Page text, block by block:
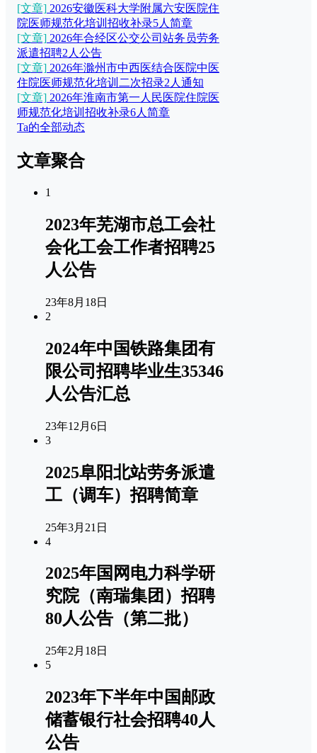
[文章] 2026安徽医科大学附属六安医院住
院医师规范化培训招收补录5人简章
[文章] 2026年合经区公交公司站务员劳务
派遣招聘2人公告
[文章] 2026年滁州市中西医结合医院中医
住院医师规范化培训二次招录2人通知
[文章] 2026年淮南市第一人民医院住院医
师规范化培训招收补录6人简章
Ta的全部动态
文章聚合
1
2023年芜湖市总工会社
会化工会工作者招聘25
人公告
23年8月18日
2
2024年中国铁路集团有
限公司招聘毕业生35346
人公告汇总
23年12月6日
3
2025阜阳北站劳务派遣
工（调车）招聘简章
25年3月21日
4
2025年国网电力科学研
究院（南瑞集团）招聘
80人公告（第二批）
25年2月18日
5
2023年下半年中国邮政
储蓄银行社会招聘40人
公告